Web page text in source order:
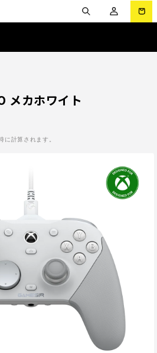
イ
ー
ト
メカホワイト
に計算されます。